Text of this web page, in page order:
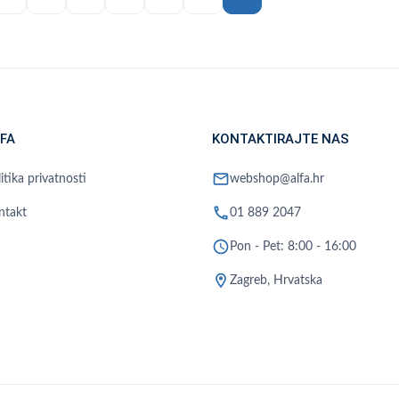
privatnosti
KONTAKTIRAJTE NAS
mailwebshop@alfa.hr
phone01 889 2047
schedule Pon - Pet: 8:00 - 16:00
location_on Zagreb, Hrvatska